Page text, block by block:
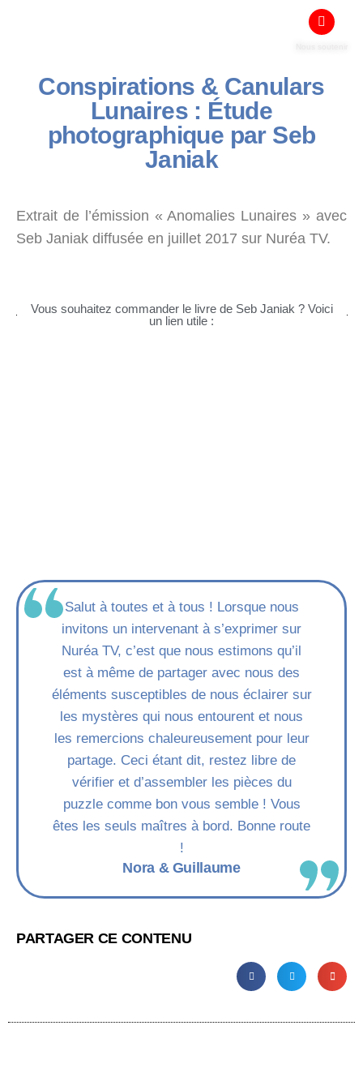
Conspirations & Canulars
Lunaires : Étude
photographique par Seb
Janiak
Extrait de l’émission « Anomalies Lunaires » avec
Seb Janiak diffusée en juillet 2017 sur Nuréa TV.
Vous souhaitez commander le livre de Seb Janiak ? Voici
un lien utile :
Salut à toutes et à tous ! Lorsque nous
invitons un intervenant à s’exprimer sur
Nuréa TV, c’est que nous estimons qu’il
est à même de partager avec nous des
éléments susceptibles de nous éclairer sur
les mystères qui nous entourent et nous
les remercions chaleureusement pour leur
partage. Ceci étant dit, restez libre de
vérifier et d’assembler les pièces du
puzzle comme bon vous semble ! Vous
êtes les seuls maîtres à bord. Bonne route
!
Nora & Guillaume
PARTAGER CE CONTENU